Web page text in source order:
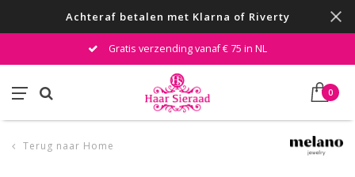
Achteraf betalen met Klarna of Riverty
Gratis verzending vanaf € 75 in NL
0
Terug naar Home